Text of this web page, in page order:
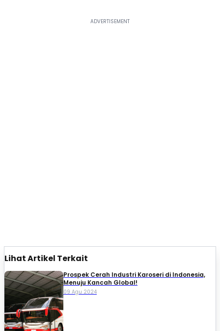
Lihat Artikel Terkait
Prospek Cerah Industri Karoseri di Indonesia,
Menuju Kancah Global!
09 Agu 2024